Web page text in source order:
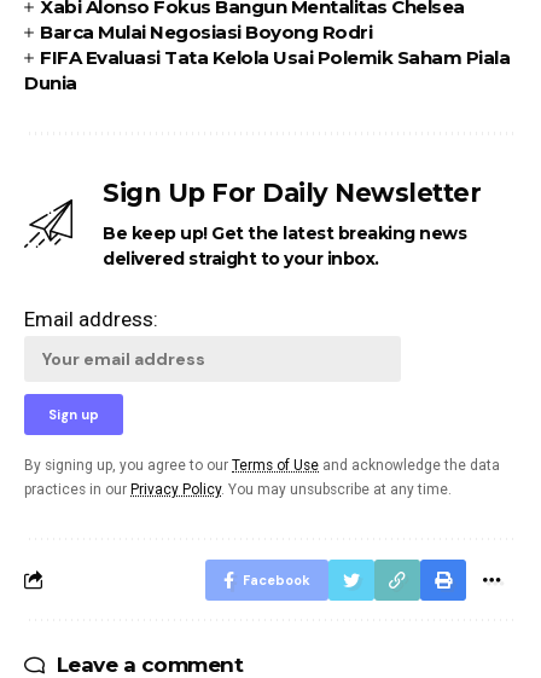
Xabi Alonso Fokus Bangun Mentalitas Chelsea
Barca Mulai Negosiasi Boyong Rodri
FIFA Evaluasi Tata Kelola Usai Polemik Saham Piala
Dunia
Sign Up For Daily Newsletter
Be keep up! Get the latest breaking news
delivered straight to your inbox.
Email address:
By signing up, you agree to our Terms of Use and acknowledge the data
practices in our Privacy Policy. You may unsubscribe at any time.
Facebook
Leave a comment